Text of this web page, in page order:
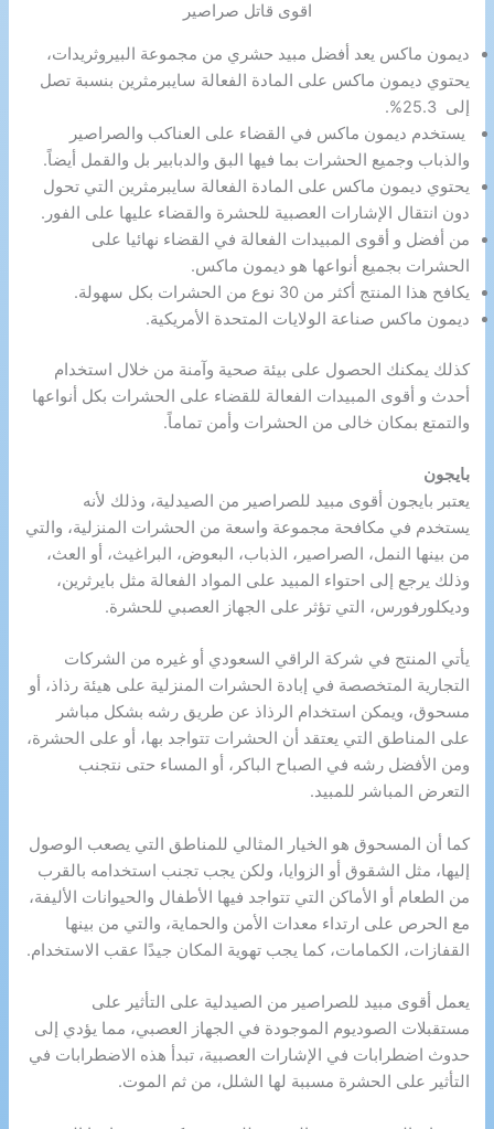
اقوى قاتل صراصير
ديمون ماكس يعد أفضل مبيد حشري من مجموعة البيروثريدات،
يحتوي ديمون ماكس على المادة الفعالة سايبرمثرين بنسبة تصل
إلى 25.3%.
يستخدم ديمون ماكس في القضاء على العناكب والصراصير
والذباب وجميع الحشرات بما فيها البق والدبابير بل والقمل أيضاً.
يحتوي ديمون ماكس على المادة الفعالة سايبرمثرين التي تحول
دون انتقال الإشارات العصبية للحشرة والقضاء عليها على الفور.
من أفضل و أقوى المبيدات الفعالة في القضاء نهائيا على
الحشرات بجميع أنواعها هو ديمون ماكس.
يكافح هذا المنتج أكثر من 30 نوع من الحشرات بكل سهولة.
ديمون ماكس صناعة الولايات المتحدة الأمريكية.
كذلك يمكنك الحصول على بيئة صحية وآمنة من خلال استخدام
أحدث و أقوى المبيدات الفعالة للقضاء على الحشرات بكل أنواعها
والتمتع بمكان خالى من الحشرات وأمن تماماً.
بايجون
يعتبر بايجون أقوى مبيد للصراصير من الصيدلية، وذلك لأنه
يستخدم في مكافحة مجموعة واسعة من الحشرات المنزلية، والتي
من بينها النمل، الصراصير، الذباب، البعوض، البراغيث، أو العث،
وذلك يرجع إلى احتواء المبيد على المواد الفعالة مثل بايرثرين،
وديكلورفورس، التي تؤثر على الجهاز العصبي للحشرة.
يأتي المنتج في شركة الراقي السعودي أو غيره من الشركات
التجارية المتخصصة في إبادة الحشرات المنزلية على هيئة رذاذ، أو
مسحوق، ويمكن استخدام الرذاذ عن طريق رشه بشكل مباشر
على المناطق التي يعتقد أن الحشرات تتواجد بها، أو على الحشرة،
ومن الأفضل رشه في الصباح الباكر، أو المساء حتى نتجنب
التعرض المباشر للمبيد.
كما أن المسحوق هو الخيار المثالي للمناطق التي يصعب الوصول
إليها، مثل الشقوق أو الزوايا، ولكن يجب تجنب استخدامه بالقرب
من الطعام أو الأماكن التي تتواجد فيها الأطفال والحيوانات الأليفة،
مع الحرص على ارتداء معدات الأمن والحماية، والتي من بينها
القفازات، الكمامات، كما يجب تهوية المكان جيدًا عقب الاستخدام.
يعمل أقوى مبيد للصراصير من الصيدلية على التأثير على
مستقبلات الصوديوم الموجودة في الجهاز العصبي، مما يؤدي إلى
حدوث اضطرابات في الإشارات العصبية، تبدأ هذه الاضطرابات في
التأثير على الحشرة مسببة لها الشلل، من ثم الموت.